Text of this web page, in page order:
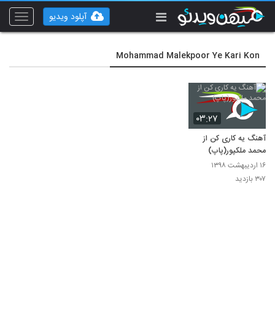
Toggle
آپلود ویدیو
Mohammad Malekpoor Ye Kari Kon
۰۳:۲۷
آهنگ یه کاری کن از
محمد ملکپور(پاپ)
۱۶ اردیبهشت ۱۳۹۸
۳۰۷ بازدید